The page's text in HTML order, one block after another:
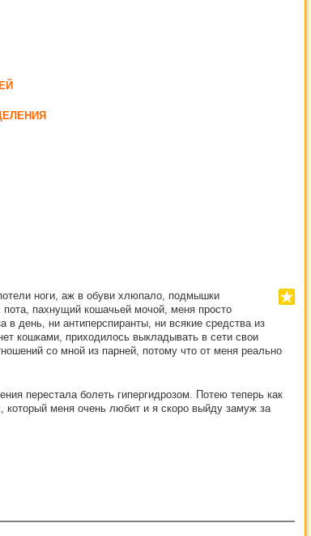
ноги, аж в обуви хлюпало, подмышки
пахнущий кошачьей мочой, меня просто
день, ни антиперспиранты, ни всякие средства из
кошками, приходилось выкладывать в сети свои
со мной из парней, потому что от меня реально
перестала болеть гипергидрозом. Потею теперь как
который меня очень любит и я скоро выйду замуж за